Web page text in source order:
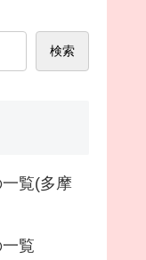
検索
覧(多摩
覧